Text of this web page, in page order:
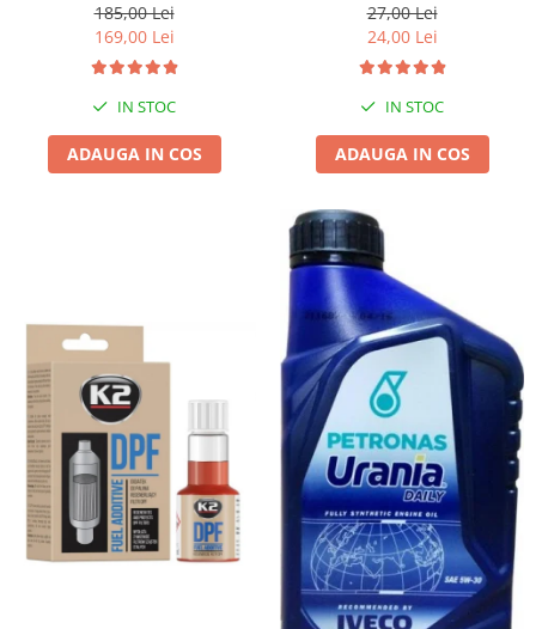
185,00 Lei
169,00 Lei
IN STOC
ADAUGA IN COS
27,00 Lei
24,00 Lei
IN STOC
ADAUGA IN COS